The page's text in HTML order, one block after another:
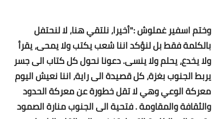
وختم اسفير غملوش :"أخيرا، نلتقي هنا، لا لنحتفل
بالكلمة فقط بل لنؤكد اننا شعب يكتب ولا يمحى، يقرأ
ولا يخدع، يحلم ولا ينسى. دعونا نحول كل كتاب الى جسر
يربط الجنوب بغزة، كل قصيدة الى راية، اننا نعيش اليوم
معركة الوعي وهي لا تقل خطورة عن معركة الحدود
والثقافة والمقاومة . فتحية الى الجنوب منارة الصمود